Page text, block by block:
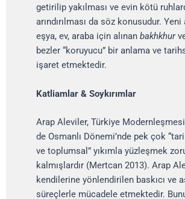
getirilip yakılması ve evin kötü
arındırılması da söz konusudur. Yeni
eşya, ev, araba için alınan bakhkhur
bezler “koruyucu” bir anlama ve
işaret etmektedir.
Katliamlar & Soykırımlar
Arap Aleviler, Türkiye
de Osmanlı Dönemi’nde pek çok
ve toplumsal” yıkımla yüzleşmek
kalmışlardır (Mertcan 2013). Arap
kendilerine yönlendirilen baskıcı ve
süreçlerle mücadele etmektedir.